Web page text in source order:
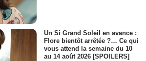
Un Si Grand Soleil en avance :
Flore bientôt arrêtée ?… Ce qui
vous attend la semaine du 10
au 14 août 2026 [SPOILERS]